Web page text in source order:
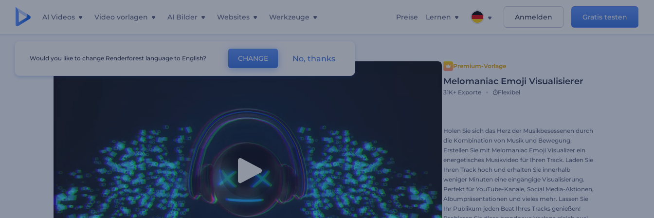
AI Videos Video vorlagen AI Bilder Websites Werkzeuge Preise Lernen Anmelden Gratis testen
Premium-Vorlage
Melomaniac Emoji Visualisierer
31K+ Exporte Flexibel
Holen Sie sich das Herz der Musikbesessenen durch
die Kombination von Musik und Bewegung.
Erstellen Sie mit Melomaniac Emoji Visualizer ein
energetisches Musikvideo für Ihren Track. Laden Sie
Ihren Track hoch und erhalten Sie innerhalb
weniger Minuten eine eingängige Visualisierung.
Perfekt für YouTube-Kanäle, Social Media-Aktionen,
Albumpräsentationen und vieles mehr. Lassen Sie
Ihr Publikum jeden Beat Ihres Tracks genießen!
Would you like to change Renderforest language to English? CHANGE No, thanks